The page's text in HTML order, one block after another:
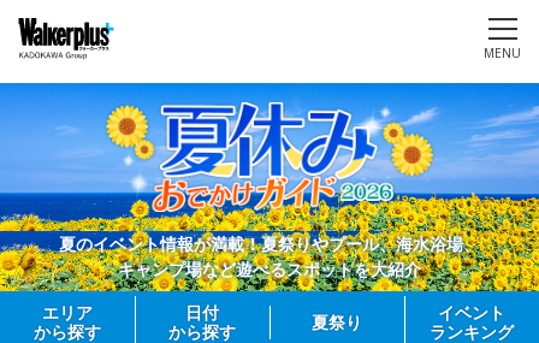
MENU
夏のイベント情報が満載！夏祭りやプール、海水浴場、
キャンプ場など遊べるスポットを大紹介
エリア
から探す
日付
から探す
夏祭り
イベント
ランキング